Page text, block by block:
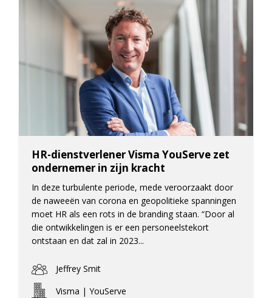
HR-dienstverlener Visma YouServe zet
ondernemer in zijn kracht
In deze turbulente periode, mede veroorzaakt door
de naweeën van corona en geopolitieke spanningen
moet HR als een rots in de branding staan. “Door al
die ontwikkelingen is er een personeelstekort
ontstaan en dat zal in 2023...
Jeffrey Smit
Visma | YouServe